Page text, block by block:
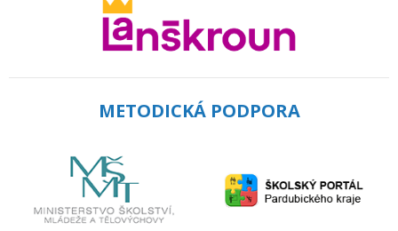
METODICKÁ PODPORA